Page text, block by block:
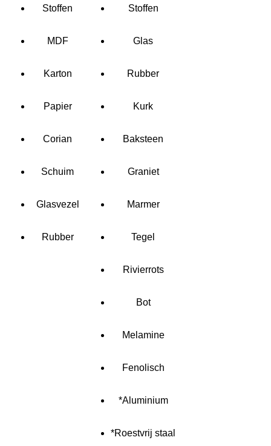
Stoffen Stoffen
MDF Glas
Karton Rubber
Papier Kurk
Corian Baksteen
Schuim Graniet
Glasvezel Marmer
Rubber Tegel
Rivierrots
Bot
Melamine
Fenolisch
*Aluminium
*Roestvrij staal